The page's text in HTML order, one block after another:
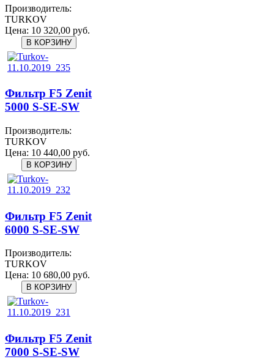
Производитель:
TURKOV
Цена: 10 320,00 руб.
Фильтр F5 Zenit
5000 S-SE-SW
Производитель:
TURKOV
Цена: 10 440,00 руб.
Фильтр F5 Zenit
6000 S-SE-SW
Производитель:
TURKOV
Цена: 10 680,00 руб.
Фильтр F5 Zenit
7000 S-SE-SW